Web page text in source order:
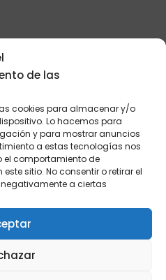
de las
cookies para almacenar y/o
Lo hacemos para
y para mostrar anuncios
a estas tecnologías nos
el comportamiento de
sitio. No consentir o retirar el
a ciertas
intuición.